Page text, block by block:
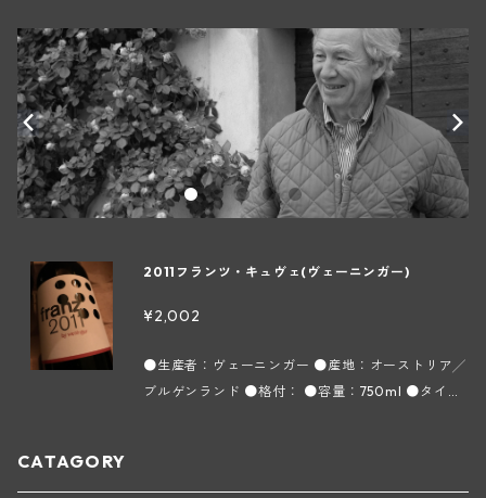
2011フランツ・キュヴェ(ヴェーニンガー)
¥2,002
●生産者：ヴェーニンガー ●産地：オーストリア╱
ブルゲンランド ●格付： ●容量：750ml ●タイ
CATAGORY